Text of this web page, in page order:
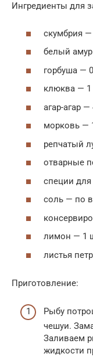
Ингредиенты для
скумбрия
белый амур
горбуша —
клюква — 1
агар-агар —
морковь —
репчатый
отварные
специи
соль — по
лимон — 1
листья
Приготовление:
Рыбу
чешуи.
Заливаем
жидкости